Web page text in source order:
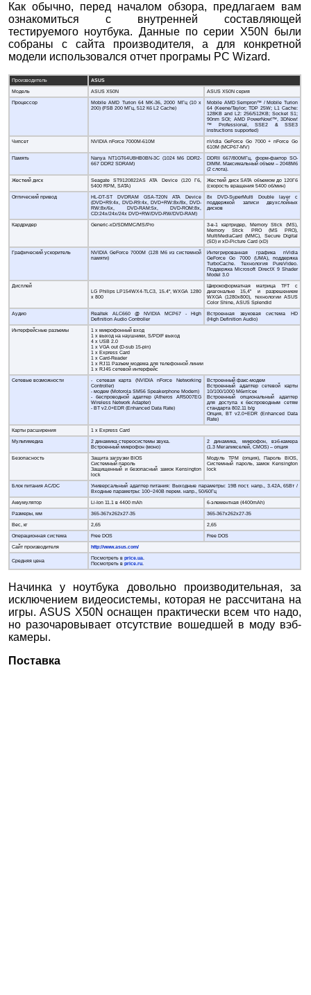
Как обычно, перед началом обзора, предлагаем вам
ознакомиться с внутренней составляющей
тестируемого ноутбука. Данные по серии X50N были
собраны с сайта производителя, а для конкретной
модели использовался отчет програмы PC Wizard.
Производитель
ASUS
Модель
ASUS X50N
ASUS X50N серия
Процессор
Mobile AMD Turion 64 MK-36, 2000 МГц (10 x
200) (FSB 200 МГц, 512 Кб L2 Cache)
Mobile AMD Sempron™ / Mobile Turion
64 (Keene/Taylor; TDP 25W; L1 Cache:
128KB and L2: 256/512KB; Socket S1;
90nm SOI; AMD PowerNow!™, 3DNow!
™ Professional, SSE2 & SSE3
instructions supported)
Чипсет
NVIDIA nForce 7000M-610M
nVidia GeForce Go 7000 + nForce Go
610M (MCP67-MV)
Память
Nanya NT1GT64U8HB0BN-3C (1024 Мб DDR2-
667 DDR2 SDRAM)
DDRII 667/800МГц, форм-фактор SO-
DIMM. Максимальный объем – 2048Мб
(2 слота).
Жесткий диск
Seagate ST9120822AS ATA Device (120 Гб,
5400 RPM, SATA)
Жесткий диск SATA объемом до 120Гб
(скорость вращения 5400 об/мин)
Оптический привод
HL-DT-ST DVDRAM GSA-T20N ATA Device
(DVD+R9:4x, DVD-R9:4x, DVD+RW:8x/8x, DVD-
RW:8x/6x, DVD-RAM:5x, DVD-ROM:8x,
CD:24x/24x/24x DVD+RW/DVD-RW/DVD-RAM)
8x DVD-SuperMulti Double layer с
поддержкой записи двухслойных
дисков
Кардридер Generic-xD/SDMMC/MS/Pro
3-в-1 картридер, Memory Stick (MS),
Memory Stick PRO (MS PRO),
MultiMediaCard (MMC), Secure Digital
(SD) и xD-Picture Card (xD)
Графический ускоритель
NVIDIA GeForce 7000M (128 Мб из системной
памяти)
Интегрированная графика nVidia
GeForce Go 7000 (UMA), поддержка
TurboCache. Технология PureVideo.
Поддержка Microsoft DirectX 9 Shader
Model 3.0
Дисплей
LG Philips LP154WX4-TLC3, 15.4", WXGA 1280
x 800
Широкоформатная матрица TFT с
диагональю 15,4” и разрешением
WXGA (1280х800), технологии ASUS
Color Shine, ASUS Splendid
Аудио
Realtek ALC660 @ NVIDIA MCP67 - High
Definition Audio Controller
Встроенная звуковая система HD
(High Definition Audio)
Интерфейсные разъемы
1 x микрофонный вход
1 x выход на наушники, S/PDIF выход
4 x USB 2.0
1 x VGA out (D-sub 15-pin)
1 х Express Card
1 x Card-Reader
1 x RJ11 Разъем модема для телефонной линии
1 x RJ45 сетевой интерфейс
Сетевые возможности
- сетевая карта (NVIDIA nForce Networking
Controller)
- модем (Motorola SM56 Speakerphone Modem)
- беспроводной адаптер (Atheros AR5007EG
Wireless Network Adapter)
- BT v2.0+EDR (Enhanced Data Rate)
Встроенный факс-модем
Встроенный адаптер сетевой карты
10/100/1000 Мбит/сек
Встроенный опциональный адаптер
для доступа к беспроводным сетям
стандарта 802.11 b/g
Опция, BT v2.0+EDR (Enhanced Data
Rate)
Карты расширения
1 х Express Card
Мультимедиа
2 динамика стереосистемы звука.
Встроенный микрофон (моно)
2 динамика, микрофон, вэб-камера
(1.3 Мегапикселей, CMOS) – опция
Безопасность
Защита загрузки BIOS
Системный пароль
Защищенный и безопасный замок Kensington
lock
Модуль TPM (опция), Пароль BIOS,
Системный пароль, замок Kensington
lock
Блок питания AC/DC
Универсальный адаптер питания: Выходные параметры: 19В пост. напр., 3.42А, 65Вт /
Входные параметры: 100~240В перем. напр., 50/60Гц
Аккумулятор
Li-Ion 11.1 в 4400 mAh
6-элементная (4400mAh)
Размеры, мм
365-367x262x27-35
365-367x262x27-35
Вес, кг
2,65
2,65
Операционная система
Free DOS
Free DOS
Сайт производителя
http://www.asus.com/
Средняя цена Посмотреть вprice.ua.
Посмотреть вprice.ru.
Начинка у ноутбука довольно производительная, за
исключением видеосистемы, которая не рассчитана на
игры. ASUS X50N оснащен практически всем что надо,
но разочаровывает отсутствие вошедшей в моду вэб-
камеры.
Поставка